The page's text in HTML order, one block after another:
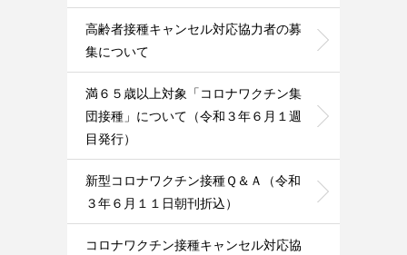
高齢者接種キャンセル対応協力者の募
集について
満６５歳以上対象「コロナワクチン集
団接種」について（令和３年６月１週
目発行）
新型コロナワクチン接種Ｑ＆Ａ（令和
３年６月１１日朝刊折込）
コロナワクチン接種キャンセル対応協